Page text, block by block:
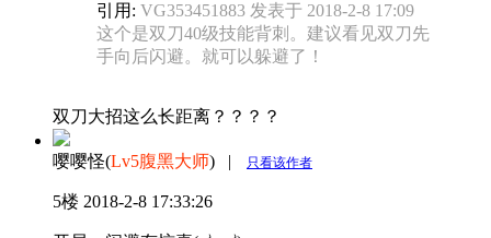
引用: VG353451883 发表于 2018-2-8 17:09
这个是双刀40级技能背刺。建议看见双刀先
手向后闪避。就可以躲避了！
双刀大招这么长距离？？？？
嘤嘤怪(Lv5腹黑大师) | 只看该作者
5楼 2018-2-8 17:33:26